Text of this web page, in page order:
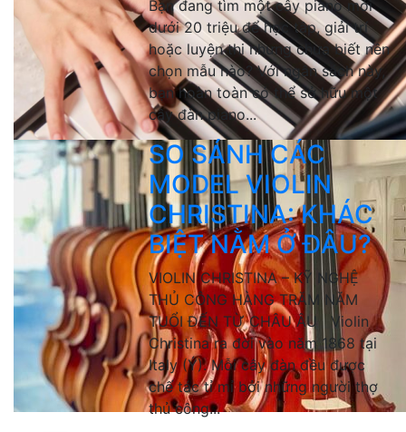
Bạn đang tìm một cây piano mới
dưới 20 triệu để học tập, giải trí
hoặc luyện thi nhưng chưa biết nên
chọn mẫu nào? Với ngân sách này,
bạn hoàn toàn có thể sở hữu một
cây đàn piano...
SO SÁNH CÁC
MODEL VIOLIN
CHRISTINA: KHÁC
BIỆT NẰM Ở ĐÂU?
VIOLIN CHRISTINA – KỸ NGHỆ
THỦ CÔNG HÀNG TRĂM NĂM
TUỔI ĐẾN TỪ CHÂU ÂU Violin
Christina ra đời vào năm 1868 tại
Italy (Ý). Mỗi cây đàn đều được
chế tác tỉ mỉ bởi những người thợ
thủ công...